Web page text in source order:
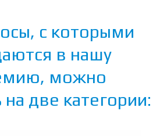
с которыми
в нашу
можно
на две категории: